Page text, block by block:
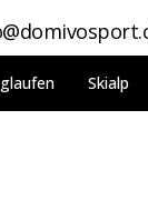
Skialp